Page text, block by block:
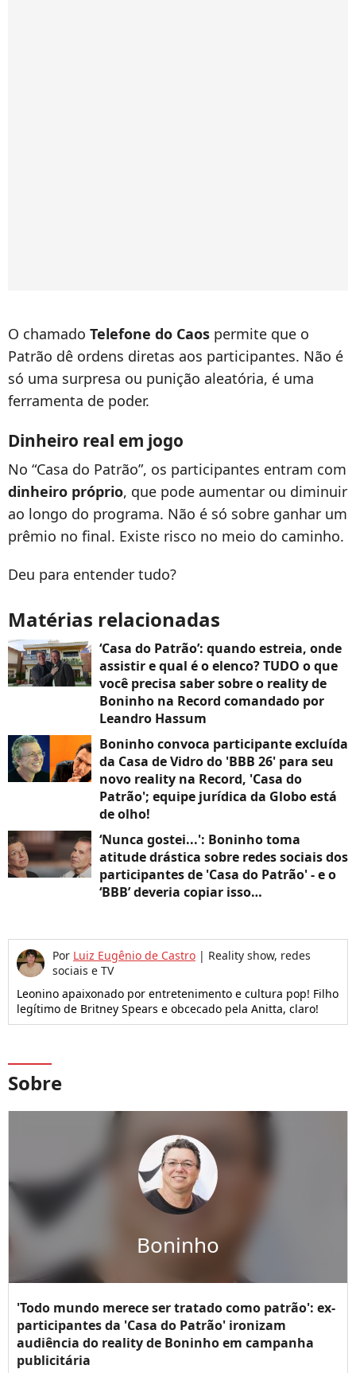
O chamado Telefone do Caos permite que o
Patrão dê ordens diretas aos participantes. Não é
só uma surpresa ou punição aleatória, é uma
ferramenta de poder.
Dinheiro real em jogo
No “Casa do Patrão”, os participantes entram com
dinheiro próprio, que pode aumentar ou diminuir
ao longo do programa. Não é só sobre ganhar um
prêmio no final. Existe risco no meio do caminho.
Deu para entender tudo?
Matérias relacionadas
‘Casa do Patrão’: quando estreia, onde
assistir e qual é o elenco? TUDO o que
você precisa saber sobre o reality de
Boninho na Record comandado por
Leandro Hassum
Boninho convoca participante excluída
da Casa de Vidro do 'BBB 26' para seu
novo reality na Record, 'Casa do
Patrão'; equipe jurídica da Globo está
de olho!
‘Nunca gostei...': Boninho toma
atitude drástica sobre redes sociais dos
participantes de 'Casa do Patrão' - e o
‘BBB’ deveria copiar isso…
Por Luiz Eugênio de Castro | Reality show, redes
sociais e TV
Leonino apaixonado por entretenimento e cultura pop! Filho
legítimo de Britney Spears e obcecado pela Anitta, claro!
Sobre
Boninho
'Todo mundo merece ser tratado como patrão': ex-
participantes da 'Casa do Patrão' ironizam
audiência do reality de Boninho em campanha
publicitária